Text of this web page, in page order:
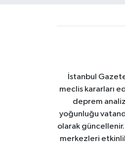
İstanbul
meclis kararları
deprem
yoğunluğu
olarak
merkezleri